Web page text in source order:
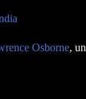
Osborne,